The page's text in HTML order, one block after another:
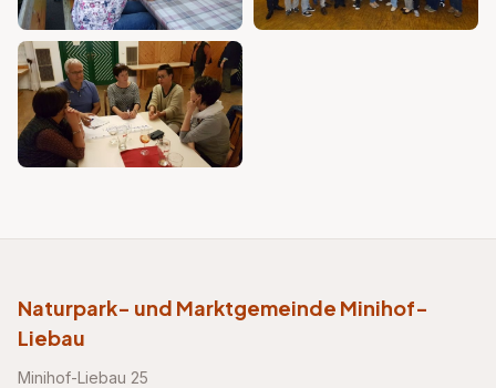
Naturpark- und Marktgemeinde Minihof-
Liebau
Minihof-Liebau 25